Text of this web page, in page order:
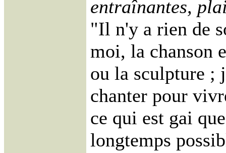
entraînantes,
"Il n'y a rien de
moi, la chanson
ou la sculpture ;
chanter pour
ce qui est gai
longtemps